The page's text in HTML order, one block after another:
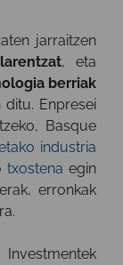
jarraitzen
, eta
berriak
ditu. Enpresei
Basque
industria
txostena egin
erronkak